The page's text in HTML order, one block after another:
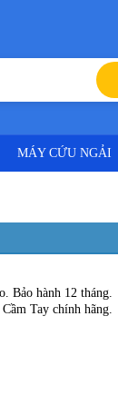
MÁY CỨU NGẢI
Bảo hành 12 tháng.
Cầm Tay chính hãng.